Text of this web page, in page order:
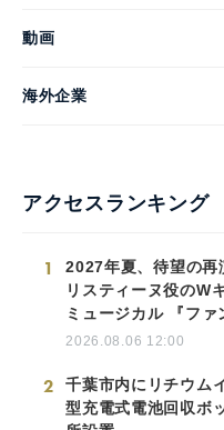
動画
海外企業
アクセスランキング
1
2027年夏、待望の再
リスティーヌ役のW
ミュージカル 『ファ
2026.08.06 12:00
2
千葉市内にリチウム
型充電式電池回収ボ